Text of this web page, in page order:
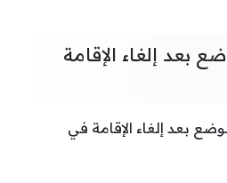
بعد إلغاء الإقامة
بعد إلغاء الإقامة في